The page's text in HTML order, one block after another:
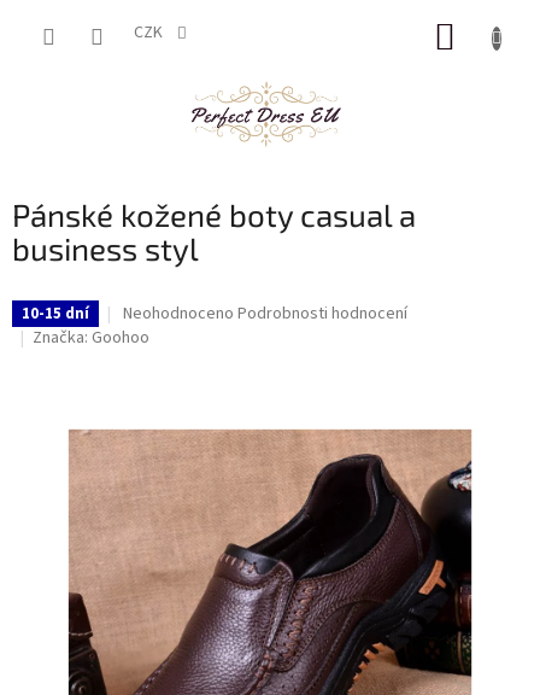
CZK
Pánské kožené boty casual a
business styl
10-15 dní
Průměrné
hodnocení
z
5
hvězdiček.
Neohodnoceno Podrobnosti hodnocení
Značka: Goohoo